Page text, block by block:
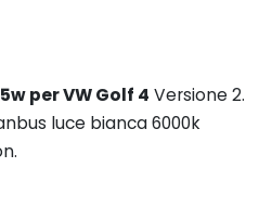
per VW Golf 4 Versione 2.
luce bianca 6000k